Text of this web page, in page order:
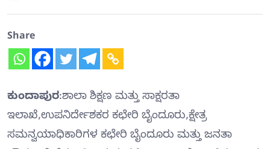
Share
ಕುಂದಾಪುರ:ಶಾಲಾ ಶಿಕ್ಷಣ ಮತ್ತು ಸಾಕ್ಷರತಾ
ಇಲಾಖೆ,ಉಪನಿರ್ದೇಶಕರ ಕಛೇರಿ ಬೈಂದೂರು,ಕ್ಷೇತ್ರ
ಸಮನ್ವಯಾಧಿಕಾರಿಗಳ ಕಛೇರಿ ಬೈಂದೂರು ಮತ್ತು ಜನತಾ